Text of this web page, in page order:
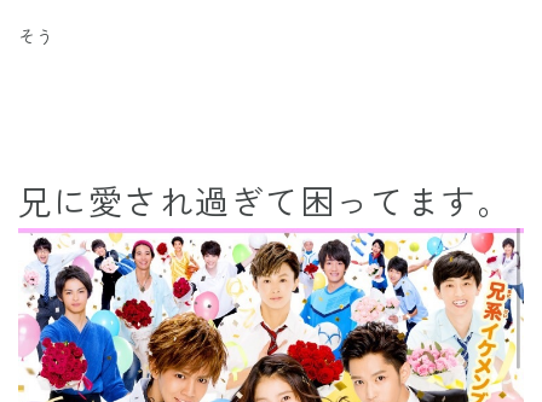
そう
兄に愛され過ぎて困ってます。